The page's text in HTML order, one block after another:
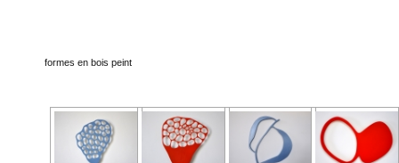
formes en bois peint